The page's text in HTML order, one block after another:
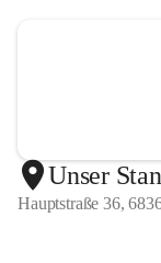
Unser
Hauptstraße 36,